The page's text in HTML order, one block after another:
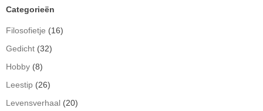
Categorieën
Filosofietje (16)
Gedicht (32)
Hobby (8)
Leestip (26)
Levensverhaal (20)